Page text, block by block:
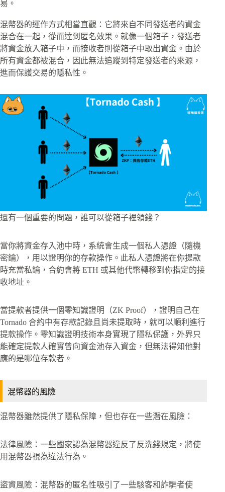
易。
混幣器的運作方式相當直觀：它將來自不同發送者的資金
混合在一起，從而達到匿名效果。就像一個箱子，發送者
將資金放入箱子中，而接收者則從箱子中取出資金。由於
所有資金都被混合，因此無法追蹤到特定發送者的來源，
進而保護交易的隱私性。
還有一個重要的問題，誰可以從箱子裡領錢？
當你將資金存入池中時，系統會生成一個私人憑證（隨機
密鑰），用以證明你的存款操作。此私人憑證將在你提款
時充當私鑰，合約會將 ETH 或其他代幣轉移到你指定的接
收地址。
當提款者提供一個零知識證明（ZK Proof），證明自己在
Tornado 合約中有存款記錄且尚未提取時，就可以順利進行
提款操作。零知識證明技術本身實現了隱私保護，外界只
能確定提款人確實曾向資金池存入資金，但無法得知他對
應的是哪位存款者。
混幣器的風險
混幣器雖然提供了隱私保障，但也存在一些潛在風險：
法律風險：一些國家認為混幣器違反了反洗錢規定，將使
用混幣器視為違法行為。
盜資風險：混幣器的匿名性吸引了一些駭客和詐騙者使